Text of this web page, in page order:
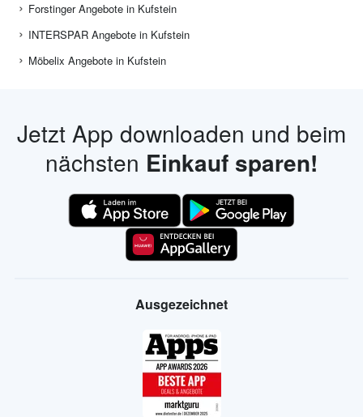
Forstinger Angebote in Kufstein
INTERSPAR Angebote in Kufstein
Möbelix Angebote in Kufstein
Jetzt App downloaden und beim
nächsten Einkauf sparen!
Ausgezeichnet